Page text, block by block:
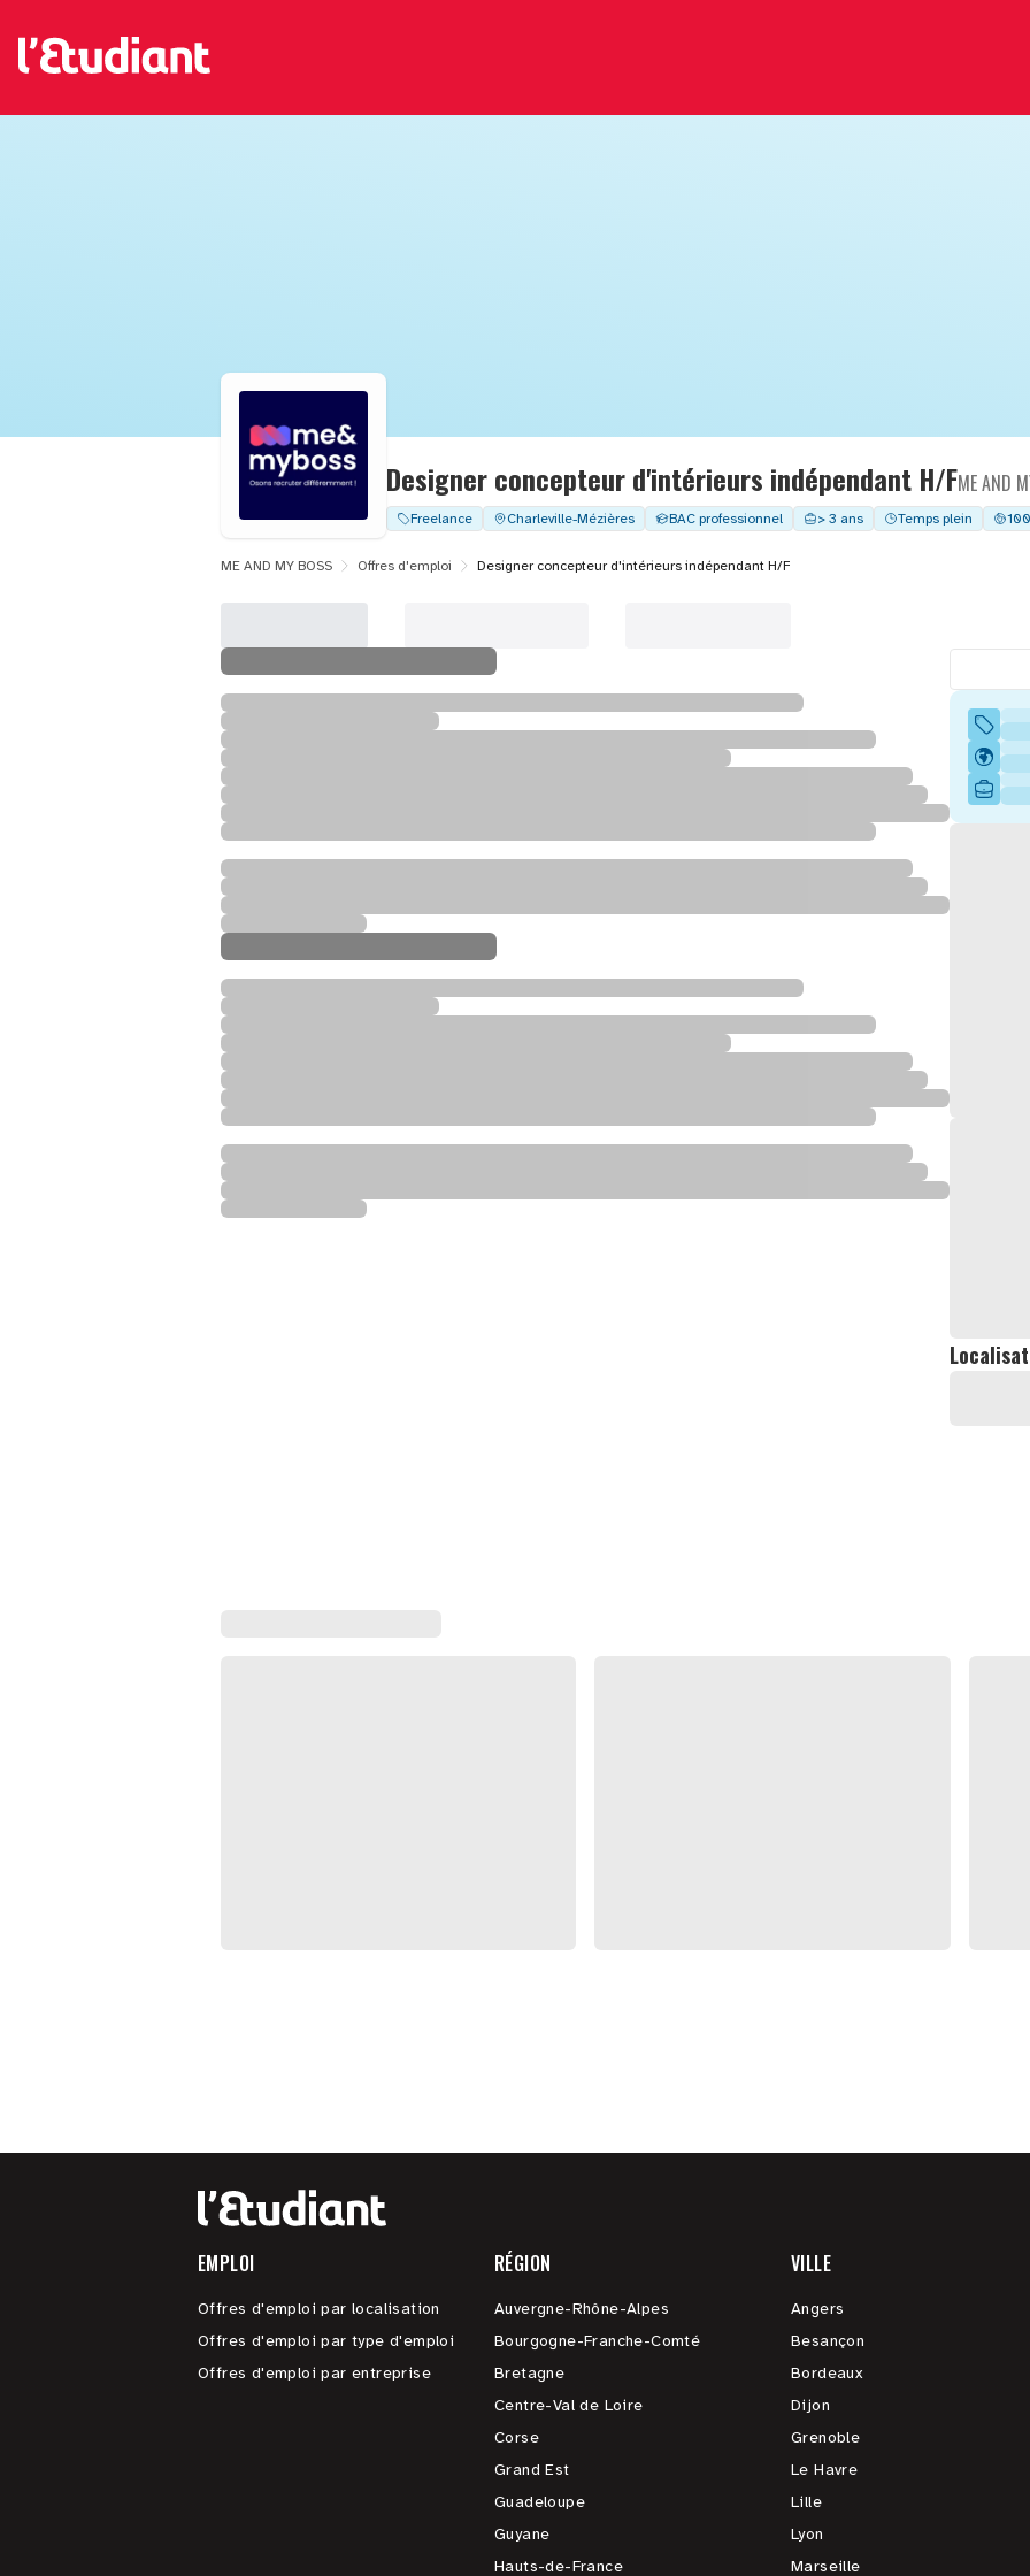
Designer concepteur d'intérieurs indépendant H/FME AND
Freelance Charleville-Mézières BAC professionnel > 3 ans Temps plein
ME AND MY BOSS Offres d'emploi Designer concepteur d'intérieurs indépendant H/F
EMPLOI
Offres d'emploi par localisation
Offres d'emploi par type d'emploi
Offres d'emploi par entreprise
RÉGION
Auvergne-Rhône-Alpes
Bourgogne-Franche-Comté
Bretagne
Centre-Val de Loire
Corse
Grand Est
Guadeloupe
Guyane
Hauts-de-France
VILLE
Angers
Besançon
Bordeaux
Dijon
Grenoble
Le Havre
Lille
Lyon
Marseille